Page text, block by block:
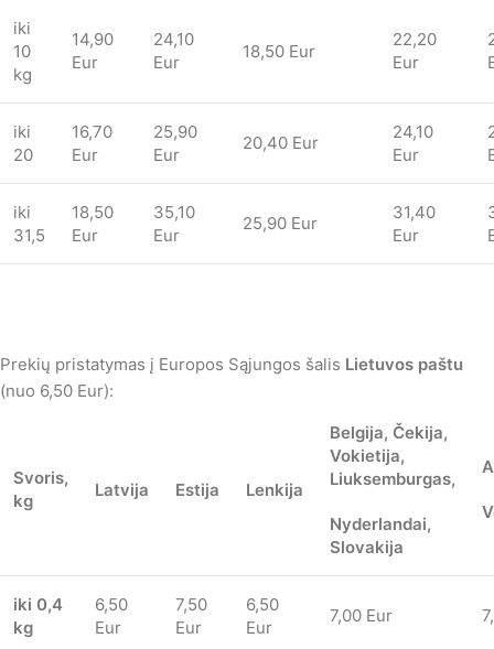
iki
10
kg
14,90
Eur
24,10
Eur
18,50 Eur
22,20
Eur
iki
20
16,70
Eur
25,90
Eur
20,40 Eur
24,10
Eur
iki
31,5
18,50
Eur
35,10
Eur
25,90 Eur
31,40
Eur
Prekių pristatymas į Europos Sąjungos šalis Lietuvos paštu
(nuo 6,50 Eur):
Svoris,
kg
Latvija Estija Lenkija
Belgija, Čekija,
Vokietija,
Liuksemburgas,
Nyderlandai,
Slovakija
iki 0,4
kg
6,50
Eur
7,50
Eur
6,50
Eur
7,00 Eur